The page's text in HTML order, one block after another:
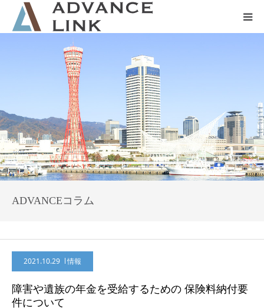
ADVANCEコラム
2021.10.29 情報
障害や遺族の年金を受給するための 保険料納付要
件について
会社概要
ネット保険
事業保険